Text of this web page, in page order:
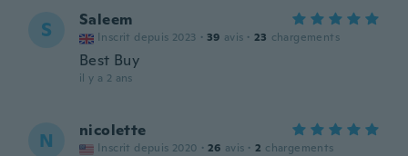
S Saleem
Inscrit depuis 2023 · 39 avis · 23 chargements
Best Buy
il y a 2 ans
N nicolette
Inscrit depuis 2020 · 26 avis · 2 chargements